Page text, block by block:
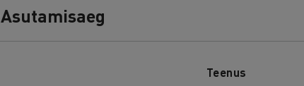
Asutamisaeg
Teenus